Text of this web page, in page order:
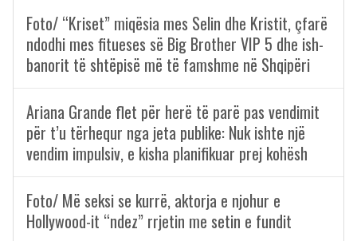
Foto/ “Kriset” miqësia mes Selin dhe Kristit, çfarë
ndodhi mes fitueses së Big Brother VIP 5 dhe ish-
banorit të shtëpisë më të famshme në Shqipëri
Ariana Grande flet për herë të parë pas vendimit
për t’u tërhequr nga jeta publike: Nuk ishte një
vendim impulsiv, e kisha planifikuar prej kohësh
Foto/ Më seksi se kurrë, aktorja e njohur e
Hollywood-it “ndez” rrjetin me setin e fundit